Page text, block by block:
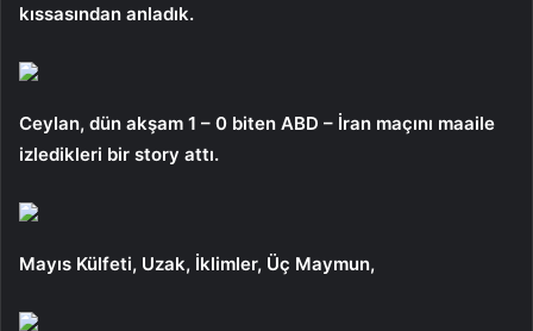
kıssasından anladık.
Ceylan, dün akşam 1 – 0 biten ABD – İran maçını maaile
izledikleri bir story attı.
Mayıs Külfeti, Uzak, İklimler, Üç Maymun,